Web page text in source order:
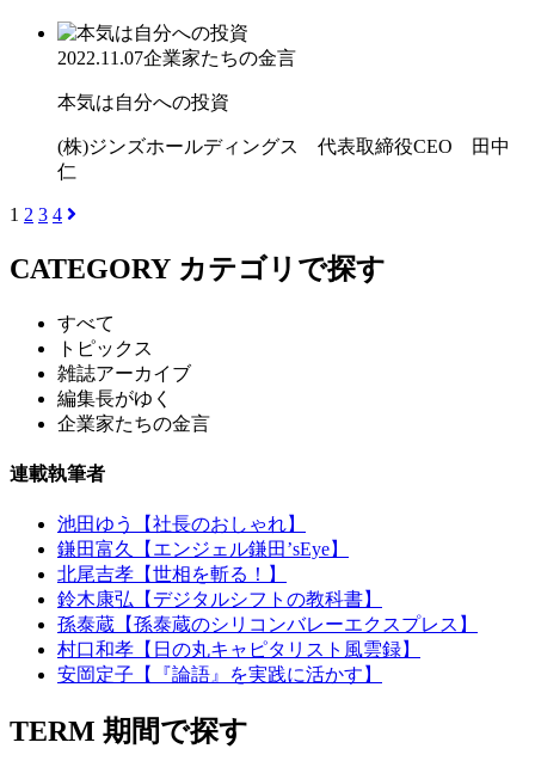
2022.11.07企業家たちの金言
本気は自分への投資
(株)ジンズホールディングス 代表取締役CEO 田中
仁
1 2 3 4
CATEGORY カテゴリで探す
すべて
トピックス
雑誌アーカイブ
編集長がゆく
企業家たちの金言
連載執筆者
池田ゆう【社長のおしゃれ】
鎌田富久【エンジェル鎌田’sEye】
北尾吉孝【世相を斬る！】
鈴木康弘【デジタルシフトの教科書】
孫泰蔵【孫泰蔵のシリコンバレーエクスプレス】
村口和孝【日の丸キャピタリスト風雲録】
安岡定子【『論語』を実践に活かす】
TERM 期間で探す